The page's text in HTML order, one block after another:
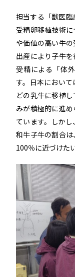
担当する「獣医
受精卵移植技術
や価値の高い牛
出産により子牛
受精による「体
す。日本におい
どの乳牛に移植
みが積極的に進
ています。しか
和牛子牛の割合
100％に近づけた